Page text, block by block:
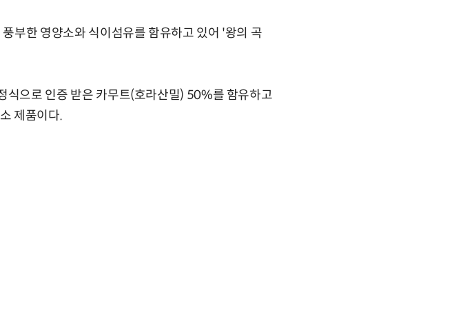
부한 영양소와 식이섬유를 함유하고 있어 '왕의 곡
식으로 인증 받은 카무트(호라산밀) 50%를 함유하고
제품이다.